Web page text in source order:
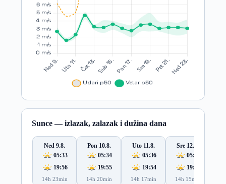
Sunce — izlazak, zalazak i dužina dana
Ned 9.8.
05:33
19:56
14h 23min
Pon 10.8.
05:34
19:55
14h 20min
Uto 11.8.
05:36
19:54
14h 17min
Sre 12.8.
05:37
19:52
14h 15min